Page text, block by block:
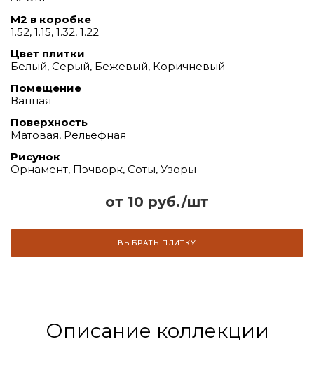
от 10 руб./шт
ВЫБРАТЬ ПЛИТКУ
М2 в коробке
1.52, 1.15, 1.32, 1.22
Цвет плитки
Белый, Серый, Бежевый, Коричневый
Помещение
Ванная
Поверхность
Матовая, Рельефная
Рисунок
Орнамент, Пэчворк, Соты, Узоры
Описание коллекции